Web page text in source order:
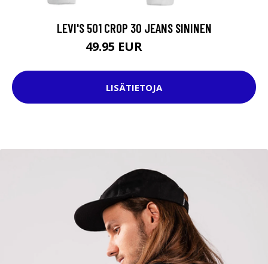
LEVI'S 501 CROP 30 JEANS SININEN
49.95 EUR
LISÄTIETOJA